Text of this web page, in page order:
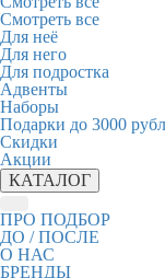
Смотреть все
Для неё
Для него
Для подростка
Адвенты
Наборы
Подарки до 3000
Скидки
Акции
КАТАЛОГ
ПРО ПОДБОР
ДО / ПОСЛЕ
О НАС
БРЕНДЫ